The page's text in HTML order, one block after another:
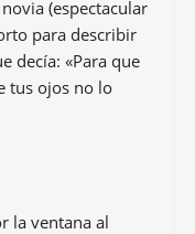
(espectacular
para describir
decía: «Para que
tus ojos no lo
la ventana al